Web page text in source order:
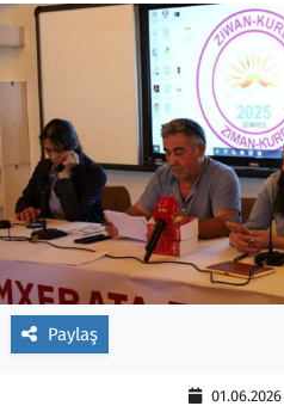
Paylaş
01.06.2026